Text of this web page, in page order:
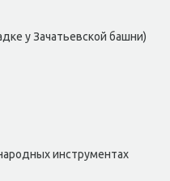
у Зачатьевской башни)
инструментах